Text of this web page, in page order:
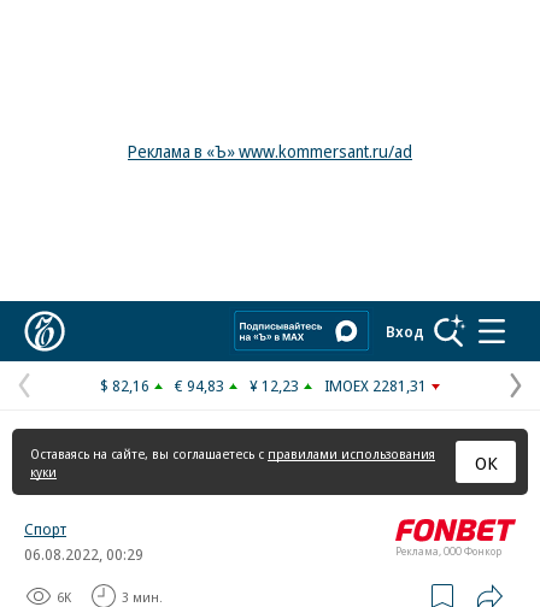
Реклама в «Ъ» www.kommersant.ru/ad
Вход
Предыдущая
страница
$ 82,16 € 94,83 ¥ 12,23 IMOEX 2281,31
Оставаясь на сайте, вы соглашаетесь с правилами использования
куки
ОК
Реклама, ООО Фонкор
Спорт
06.08.2022, 00:29
6K 3 мин.